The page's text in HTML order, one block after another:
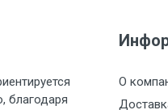
6500 с НДС
7500 с НДС
благодаря
О